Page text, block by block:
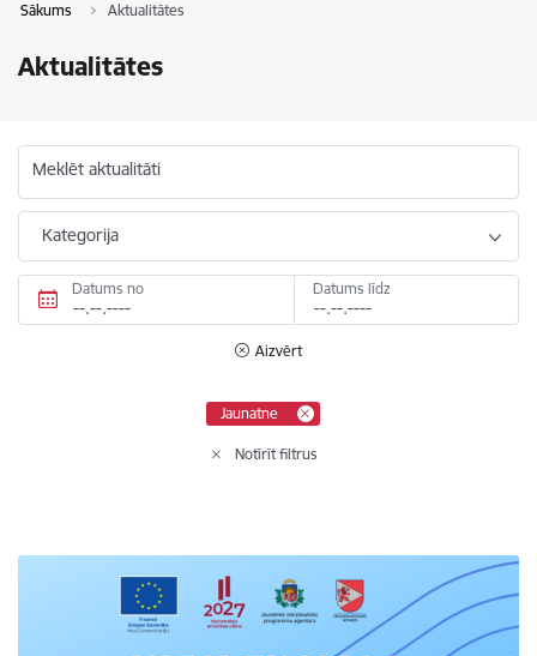
Sākums Aktualitātes
Aktualitātes
Meklēt aktualitāti
Kategorija
Datums no Datums līdz
Aizvērt
Jaunatne
Notīrīt filtrus